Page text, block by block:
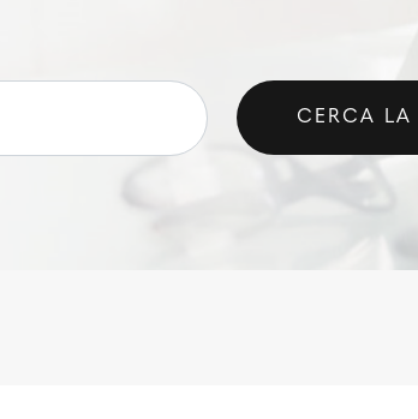
CERCA LA